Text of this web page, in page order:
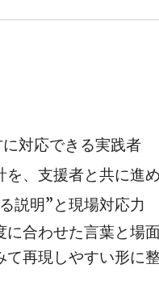
対応できる実践者
を、支援者と共に進
説明”と現場対応力
合わせた言葉と場
再現しやすい形に